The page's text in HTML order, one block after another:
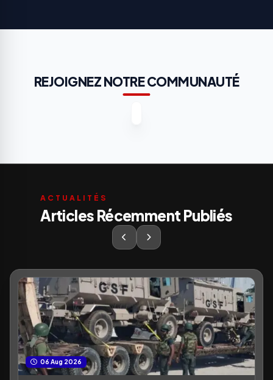
REJOIGNEZ NOTRE COMMUNAUTÉ
ACTUALITÉS
Articles Récemment Publiés
06 Aug 2026